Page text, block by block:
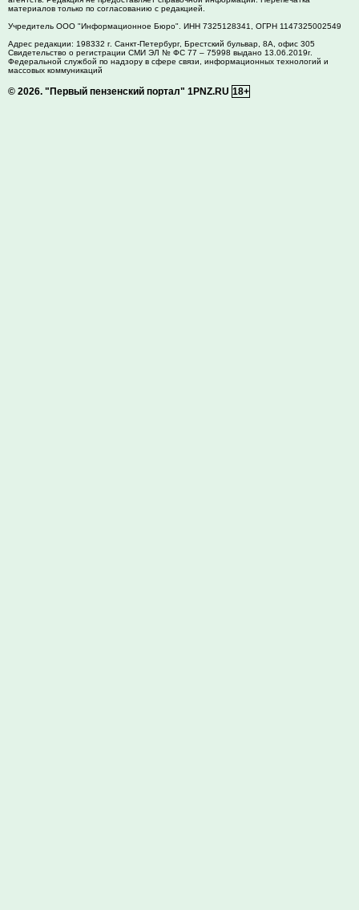
материалов только по согласованию с редакцией.
Учредитель ООО "Информационное Бюро". ИНН 7325128341, ОГРН 1147325002549
Адрес редакции: 198332 г. Санкт-Петербург, Брестский бульвар, 8А, офис 305
Свидетельство о регистрации СМИ ЭЛ № ФС 77 – 75998 выдано 13.06.2019г.
Федеральной службой по надзору в сфере связи, информационных технологий и
массовых коммуникаций
© 2026. "Первый пензенский портал" 1PNZ.RU 18+